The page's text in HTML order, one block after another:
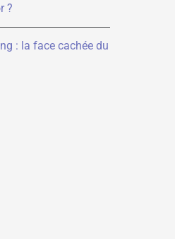
?
: la face cachée du